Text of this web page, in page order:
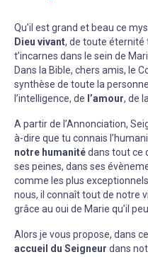
Qu’il est grand et beau ce
Dieu vivant, de toute éternité
t’incarnes dans le sein de
Dans la Bible, chers amis, le
synthèse de toute la
l’intelligence, de l’amour, de
A partir de l’Annonciation,
à-dire que tu connais
notre humanitédans tout ce
ses peines, dans ses
comme les plus
nous, il connaît tout de notre
grâce au oui de Marie qu’il
Alors je vous propose, dans
accueil du Seigneur dans